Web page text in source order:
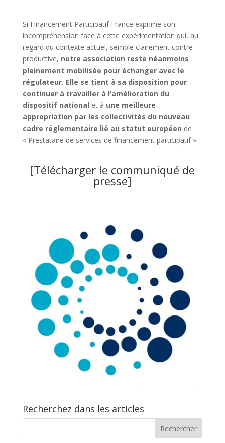
Si Financement Participatif France exprime son
incompréhension face à cette expérimentation qui, au
regard du contexte actuel, semble clairement contre-
productive, notre association reste néanmoins
pleinement mobilisée pour échanger avec le
régulateur. Elle se tient à sa disposition pour
continuer à travailler à l’amélioration du
dispositif national et à une meilleure
appropriation par les collectivités du nouveau
cadre réglementaire lié au statut européen de
« Prestataire de services de financement participatif ».
[Télécharger le communiqué de
presse]
Recherchez dans les articles